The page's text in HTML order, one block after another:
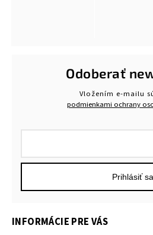
INFORMÁCIE PRE VÁS
Odoberať
Vložením e-mailu
podmienkami ochrany
Prihlásiť sa